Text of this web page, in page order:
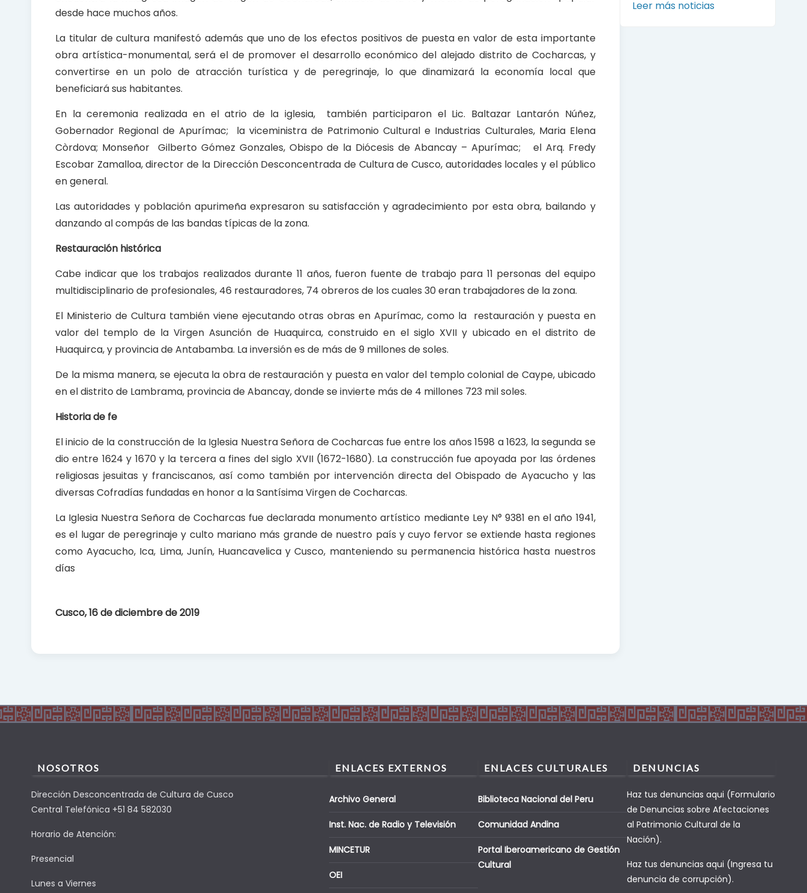
desde hace muchos años.
La titular de cultura manifestó además que uno de los efectos positivos de puesta en valor de esta importante
obra artística-monumental, será el de promover el desarrollo económico del alejado distrito de Cocharcas, y
convertirse en un polo de atracción turística y de peregrinaje, lo que dinamizará la economía local que
beneficiará sus habitantes.
En la ceremonia realizada en el atrio de la iglesia, también participaron el Lic. Baltazar Lantarón Núñez,
Gobernador Regional de Apurímac; la viceministra de Patrimonio Cultural e Industrias Culturales, Maria Elena
Còrdova; Monseñor Gilberto Gómez Gonzales, Obispo de la Diócesis de Abancay – Apurímac; el Arq. Fredy
Escobar Zamalloa, director de la Dirección Desconcentrada de Cultura de Cusco, autoridades locales y el público
en general.
Las autoridades y población apurimeña expresaron su satisfacción y agradecimiento por esta obra, bailando y
danzando al compás de las bandas típicas de la zona.
Restauración histórica
Cabe indicar que los trabajos realizados durante 11 años, fueron fuente de trabajo para 11 personas del equipo
multidisciplinario de profesionales, 46 restauradores, 74 obreros de los cuales 30 eran trabajadores de la zona.
El Ministerio de Cultura también viene ejecutando otras obras en Apurímac, como la restauración y puesta en
valor del templo de la Virgen Asunción de Huaquirca, construido en el siglo XVII y ubicado en el distrito de
Huaquirca, y provincia de Antabamba. La inversión es de más de 9 millones de soles.
De la misma manera, se ejecuta la obra de restauración y puesta en valor del templo colonial de Caype, ubicado
en el distrito de Lambrama, provincia de Abancay, donde se invierte más de 4 millones 723 mil soles.
Historia de fe
El inicio de la construcción de la Iglesia Nuestra Señora de Cocharcas fue entre los años 1598 a 1623, la segunda se
dio entre 1624 y 1670 y la tercera a fines del siglo XVII (1672-1680). La construcción fue apoyada por las órdenes
religiosas jesuitas y franciscanos, así como también por intervención directa del Obispado de Ayacucho y las
diversas Cofradías fundadas en honor a la Santísima Virgen de Cocharcas.
La Iglesia Nuestra Señora de Cocharcas fue declarada monumento artístico mediante Ley N° 9381 en el año 1941,
es el lugar de peregrinaje y culto mariano más grande de nuestro país y cuyo fervor se extiende hasta regiones
como Ayacucho, Ica, Lima, Junín, Huancavelica y Cusco, manteniendo su permanencia histórica hasta nuestros
días
Cusco, 16 de diciembre de 2019
Leer más noticias
NOSOTROS
Dirección Desconcentrada de Cultura de Cusco
Central Telefónica +51 84 582030
Horario de Atención:
Presencial
Lunes a Viernes
ENLACES EXTERNOS
Archivo General
Inst. Nac. de Radio y Televisión
MINCETUR
OEI
ENLACES CULTURALES
Biblioteca Nacional del Peru
Comunidad Andina
Portal Iberoamericano de Gestión
Cultural
DENUNCIAS
Haz tus denuncias aqui (Formulario
de Denuncias sobre Afectaciones
al Patrimonio Cultural de la
Nación).
Haz tus denuncias aqui (Ingresa tu
denuncia de corrupción).